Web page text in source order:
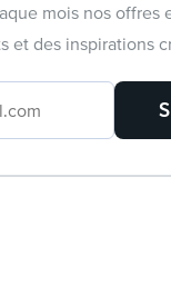
mois nos offres
et des inspirations